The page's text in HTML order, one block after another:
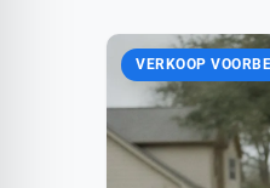
VERKOOP